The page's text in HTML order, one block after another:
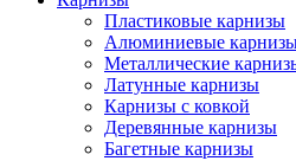
Пластиковые карнизы
Алюминиевые
Металлические
Латунные карнизы
Карнизы с ковкой
Деревянные карнизы
Багетные карнизы